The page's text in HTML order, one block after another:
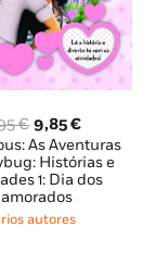
€ O
preço
original
era:
10,95 €.
9,85€O
preço
atual
é:
As Aventuras
Histórias e
1: Dia dos
autores